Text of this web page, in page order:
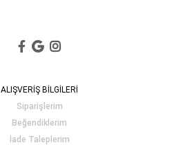
ALIŞVERİŞ BİLGİLERİ
Siparişlerim
Beğendiklerim
İade Taleplerim